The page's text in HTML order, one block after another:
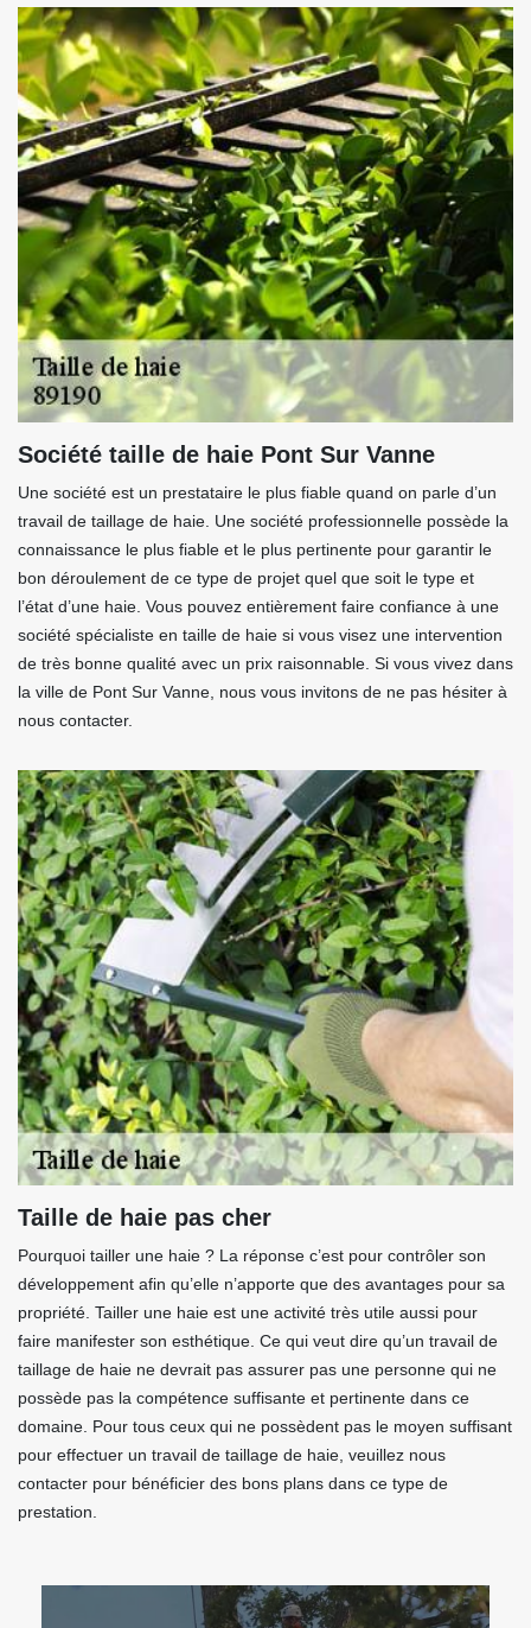
Société taille de haie Pont Sur Vanne
Une société est un prestataire le plus fiable quand on parle d’un
travail de taillage de haie. Une société professionnelle possède la
connaissance le plus fiable et le plus pertinente pour garantir le
bon déroulement de ce type de projet quel que soit le type et
l’état d’une haie. Vous pouvez entièrement faire confiance à une
société spécialiste en taille de haie si vous visez une intervention
de très bonne qualité avec un prix raisonnable. Si vous vivez dans
la ville de Pont Sur Vanne, nous vous invitons de ne pas hésiter à
nous contacter.
Taille de haie pas cher
Pourquoi tailler une haie ? La réponse c’est pour contrôler son
développement afin qu’elle n’apporte que des avantages pour sa
propriété. Tailler une haie est une activité très utile aussi pour
faire manifester son esthétique. Ce qui veut dire qu’un travail de
taillage de haie ne devrait pas assurer pas une personne qui ne
possède pas la compétence suffisante et pertinente dans ce
domaine. Pour tous ceux qui ne possèdent pas le moyen suffisant
pour effectuer un travail de taillage de haie, veuillez nous
contacter pour bénéficier des bons plans dans ce type de
prestation.